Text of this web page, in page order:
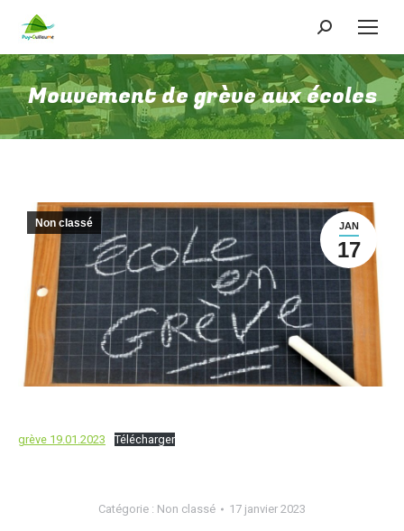
Recherche
:
Mouvement de grève aux écoles
JAN
17
Non classé
grève 19.01.2023 Télécharger
Catégorie : Non classé 17 janvier 2023